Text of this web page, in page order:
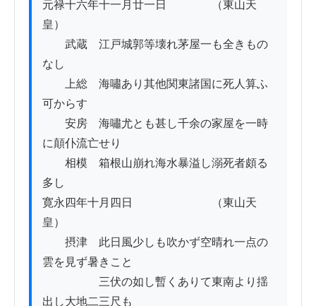
元禄十六年十一月廿一日　　　　（東山天
皇）
武蔵　江戸城郭等壊れ茅屋一も全きもの
なし
上総　海嘯あり其他関東諸国に死人算ふ
可からす
安房　海嘯尤とも甚し千余の家屋を一時
に顛仆流亡せり
相模　箱根山崩れ海水暴溢し溺死者頗る
多し
寛永四年十月四日　　　　　　　（東山天
皇）
摂津　此日風少しも吹かず空晴れ一点の
雲を見ず暑きこと
三伏の如し暫くありて東南より揺
出し大地二三尺も